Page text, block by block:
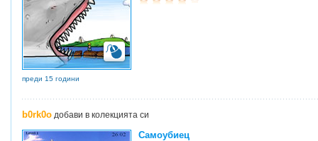
преди 15 години
b0rk0o добави в колекцията си
Самоубиец